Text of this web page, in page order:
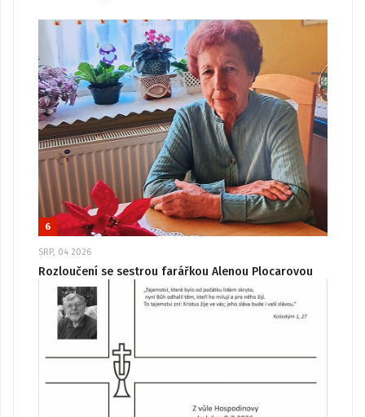
6
SRP, 04 2026
Rozloučení se sestrou farářkou Alenou Plocarovou